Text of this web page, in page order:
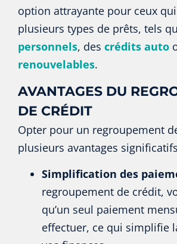
option attrayante pour ceux
plusieurs types de prêts, tels
personnels, des crédits auto
renouvelables.
AVANTAGES DU
DE CRÉDIT
Opter pour un regroupement
plusieurs avantages
Simplification des
regroupement de crédit,
qu’un seul paiement
effectuer, ce qui simplifie